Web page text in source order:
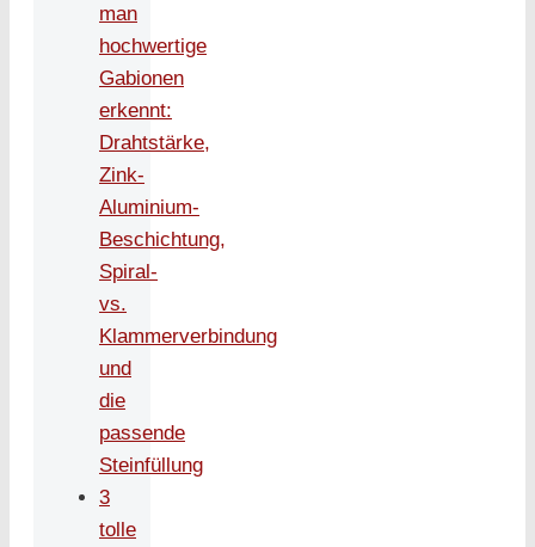
man
hochwertige
Gabionen
erkennt:
Drahtstärke,
Zink-
Aluminium-
Beschichtung,
Spiral-
vs.
Klammerverbindung
und
die
passende
Steinfüllung
3
tolle